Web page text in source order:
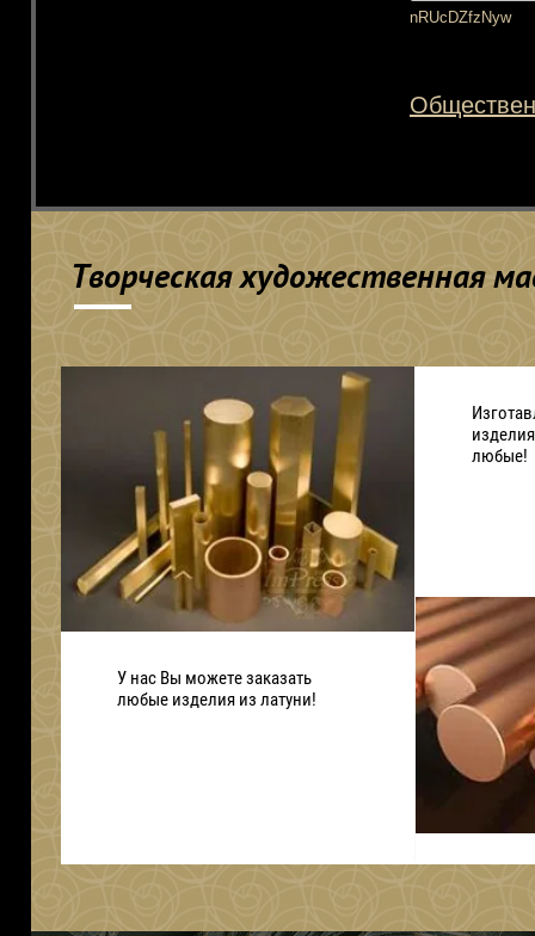
nRUcDZfzNyw
Творческая художественная
У нас Вы можете заказать
любые изделия из латуни!
любые!